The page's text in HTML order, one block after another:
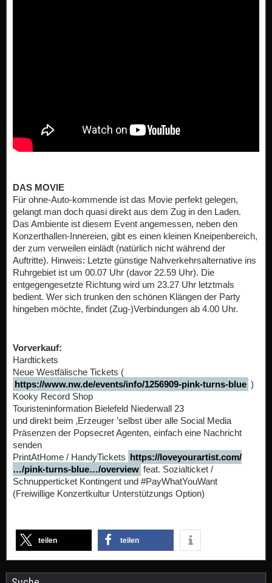
DAS MOVIE
Für ohne-Auto-kommende ist das Movie perfekt gelegen,
gelangt man doch quasi direkt aus dem Zug in den Laden.
Das Ambiente ist diesem Event angemessen, neben den
Konzerthallen-Innereien, gibt es einen kleinen Kneipenbereich,
der zum verweilen einlädt (natürlich nicht während der
Auftritte). Hinweis: Letzte günstige Nahverkehrsalternative ins
Ruhrgebiet ist um 00.07 Uhr (davor 22.59 Uhr). Die
entgegengesetzte Richtung wird um 23.27 Uhr letztmals
bedient. Wer sich trunken den schönen Klängen der Party
hingeben möchte, findet (Zug-)Verbindungen ab 4.00 Uhr.
Vorverkauf:
Hardtickets
Neue Westfälische Tickets (
https://www.nw.de/events/info/1256909-pink-turns-blue )
Kooky Record Shop
Touristeninformation Bielefeld Niederwall 23
und direkt beim ‚Erzeuger ’selbst über alle Social Media
Präsenzen der Popsecret Agenten, einfach eine Nachricht
senden
PrintAtHome / HandyTickets https://loveyourartist.com/
…/pink-turns-blue…/overview feat. Sozialticket /
Schnupperticket Kontingent und #PayWhatYouWant
(Freiwillige Konzertkultur Unterstützungs Option)
teilen teilen